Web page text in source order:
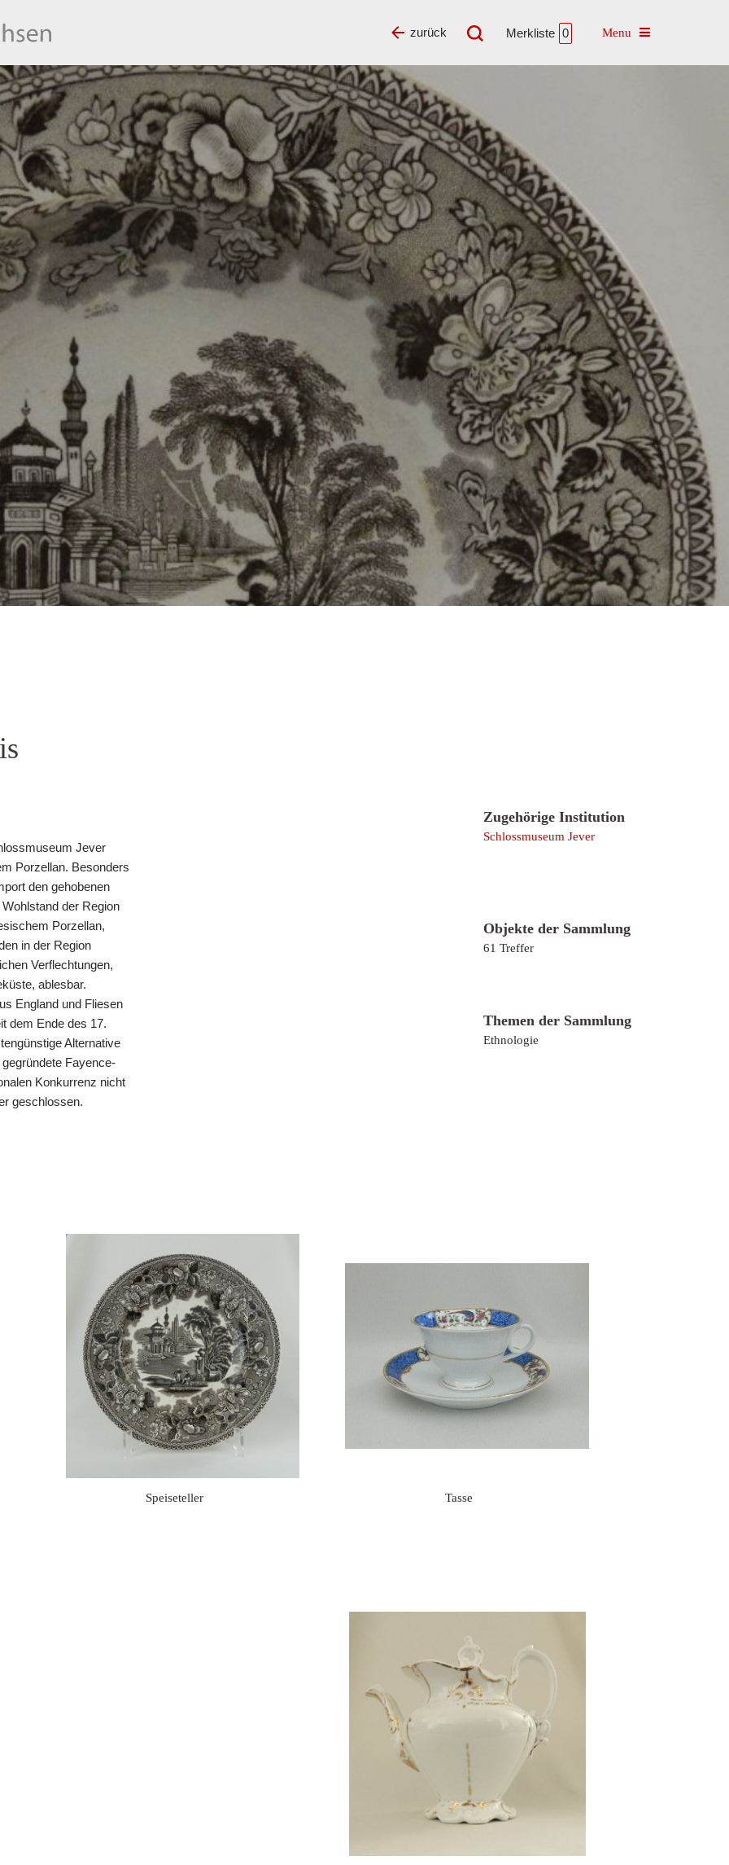
Merkliste 0 Toggle navigation
zurück
Jever
Porzellan. Besonders
den gehobenen
der Region
Porzellan,
in der Region
Verflechtungen,
ablesbar.
England und Fliesen
dem Ende des 17.
Alternative
Fayence-
Konkurrenz nicht
geschlossen.
Zugehörige Institution
Schlossmuseum Jever
Objekte der Sammlung
61 Treffer
Themen der Sammlung
Ethnologie
Speiseteller Tasse